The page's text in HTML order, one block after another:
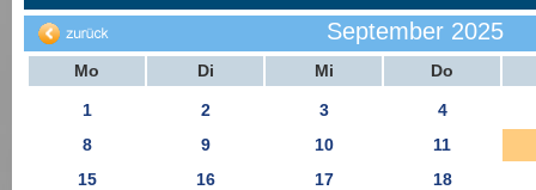
September 2025
Mo Di Mi Do
1 2 3
4
8
9 10
11
15
16 17
18